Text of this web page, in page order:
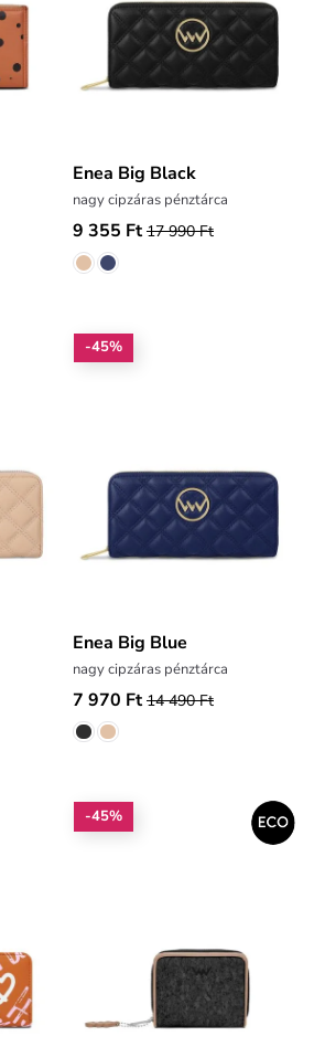
Enea Big Black
nagy cipzáras pénztárca
9 355 Ft 17 990 Ft
-45%
Enea Big Blue
nagy cipzáras pénztárca
7 970 Ft 14 490 Ft
-45%